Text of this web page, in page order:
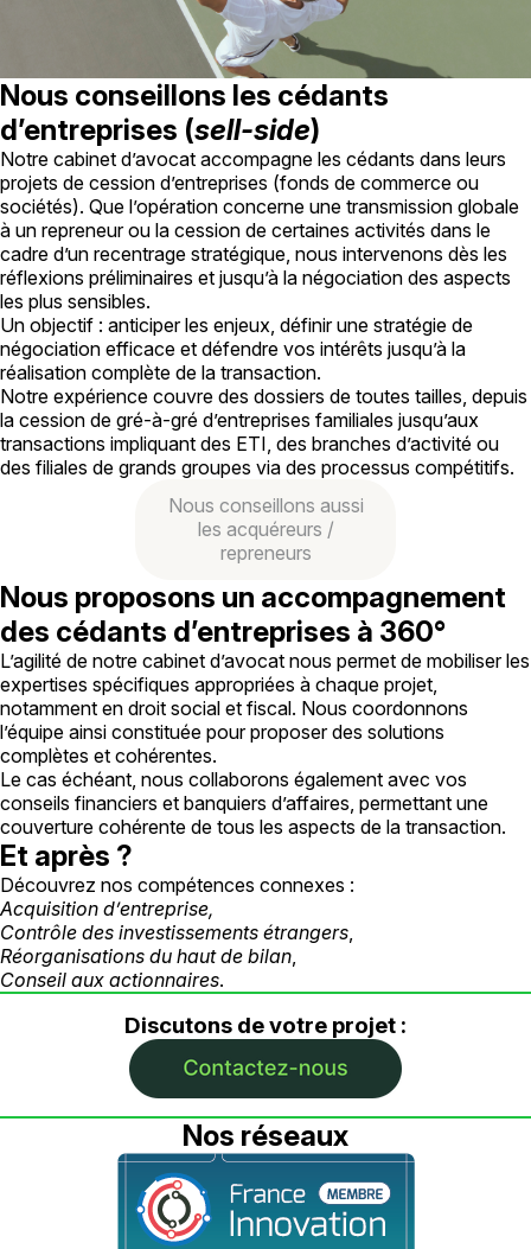
Nous conseillons les cédants
d’entreprises (sell-side)
Notre cabinet d’avocat accompagne les cédants dans leurs
projets de cession d’entreprises (fonds de commerce ou
sociétés). Que l’opération concerne une transmission globale
à un repreneur ou la cession de certaines activités dans le
cadre d’un recentrage stratégique, nous intervenons dès les
réflexions préliminaires et jusqu’à la négociation des aspects
les plus sensibles.
Un objectif : anticiper les enjeux, définir une stratégie de
négociation efficace et défendre vos intérêts jusqu’à la
réalisation complète de la transaction.
Notre expérience couvre des dossiers de toutes tailles, depuis
la cession de gré-à-gré d’entreprises familiales jusqu’aux
transactions impliquant des ETI, des branches d’activité ou
des filiales de grands groupes via des processus compétitifs.
Nous conseillons aussi
les acquéreurs /
repreneurs
Nous proposons un accompagnement
des cédants d’entreprises à 360°
L’agilité de notre cabinet d’avocat nous permet de mobiliser les
expertises spécifiques appropriées à chaque projet,
notamment en droit social et fiscal. Nous coordonnons
l’équipe ainsi constituée pour proposer des solutions
complètes et cohérentes.
Le cas échéant, nous collaborons également avec vos
conseils financiers et banquiers d’affaires, permettant une
couverture cohérente de tous les aspects de la transaction.
Et après ?
Découvrez nos compétences connexes :
Acquisition d’entreprise,
Contrôle des investissements étrangers,
Réorganisations du haut de bilan,
Conseil aux actionnaires.
Discutons de votre projet :
Nos réseaux